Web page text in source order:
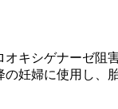
キシゲナーゼ阻
妊婦に使用し、